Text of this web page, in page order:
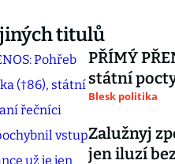
jiných titulů
PŘÍMÝ
státní
Blesk politika
Zalužnyj
jen iluzí